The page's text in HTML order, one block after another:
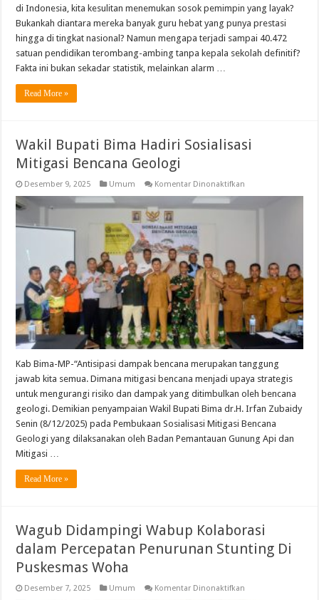
di Indonesia, kita kesulitan menemukan sosok pemimpin yang layak?
Bukankah diantara mereka banyak guru hebat yang punya prestasi
hingga di tingkat nasional? Namun mengapa terjadi sampai 40.472
satuan pendidikan terombang-ambing tanpa kepala sekolah definitif?
Fakta ini bukan sekadar statistik, melainkan alarm …
Read More »
Wakil Bupati Bima Hadiri Sosialisasi
Mitigasi Bencana Geologi
Desember 9, 2025 Umum Komentar Dinonaktifkan
Bima
Kab Bima-MP-“Antisipasi dampak bencana merupakan tanggung
jawab kita semua. Dimana mitigasi bencana menjadi upaya strategis
untuk mengurangi risiko dan dampak yang ditimbulkan oleh bencana
geologi. Demikian penyampaian Wakil Bupati Bima dr.H. Irfan Zubaidy
Senin (8/12/2025) pada Pembukaan Sosialisasi Mitigasi Bencana
Geologi yang dilaksanakan oleh Badan Pemantauan Gunung Api dan
Mitigasi …
Read More »
Wagub Didampingi Wabup Kolaborasi
dalam Percepatan Penurunan Stunting Di
Puskesmas Woha
Desember 7, 2025 Umum Komentar Dinonaktifkan